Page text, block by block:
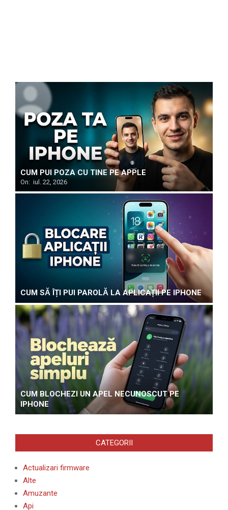
CUM PUI POZA CU TINE PE APPLE
On: iul. 22, 2026
CUM SĂ ÎȚI PUI PAROLĂ LA APLICAȚII PE IPHONE
CUM BLOCHEZI UN APEL NECUNOSCUT PE
IPHONE
CATEGORII
Actualizari firmware
Alte
Amuzante
Api